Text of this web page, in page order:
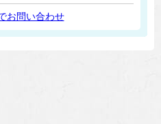
お問い合わせ